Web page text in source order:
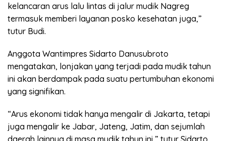
kelancaran arus lalu lintas di jalur mudik Nagreg
termasuk memberi layanan posko kesehatan juga,”
tutur Budi.
Anggota Wantimpres Sidarto Danusubroto
mengatakan, lonjakan yang terjadi pada mudik tahun
ini akan berdampak pada suatu pertumbuhan ekonomi
yang signifikan.
“Arus ekonomi tidak hanya mengalir di Jakarta, tetapi
juga mengalir ke Jabar, Jateng, Jatim, dan sejumlah
daerah lainnya di masa mudik tahun ini,” tutur Sidarto.